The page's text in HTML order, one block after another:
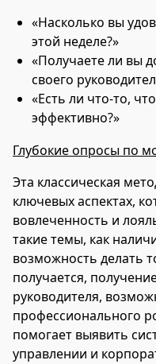
«Насколько вы
этой неделе?»
«Получаете ли вы
своего
«Есть ли что-то,
эффективно?»
Глубокие опросы по
Эта классическая
ключевых аспектах,
вовлеченность и
такие темы, как
возможность делать
получается,
руководителя,
профессионального
помогает выявить
управлении и